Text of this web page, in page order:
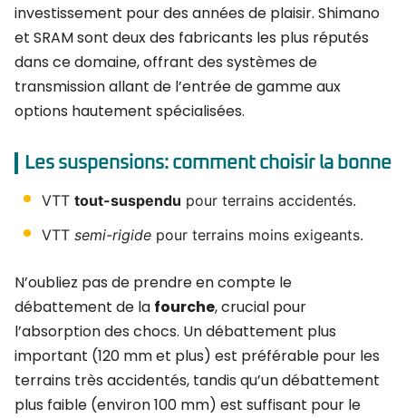
investissement pour des années de plaisir. Shimano
et SRAM sont deux des fabricants les plus réputés
dans ce domaine, offrant des systèmes de
transmission allant de l’entrée de gamme aux
options hautement spécialisées.
Les suspensions: comment choisir la bonne
VTT tout-suspendu pour terrains accidentés.
VTT semi-rigide pour terrains moins exigeants.
N’oubliez pas de prendre en compte le
débattement de la fourche, crucial pour
l’absorption des chocs. Un débattement plus
important (120 mm et plus) est préférable pour les
terrains très accidentés, tandis qu’un débattement
plus faible (environ 100 mm) est suffisant pour le